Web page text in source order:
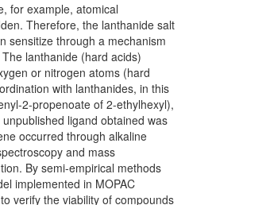
for example, atomical
Therefore, the lanthanide salt
sensitize through a mechanism
lanthanide (hard acids)
or nitrogen atoms (hard
with lanthanides, in this
2-propenoate of 2-ethylhexyl),
ligand obtained was
occurred through alkaline
and mass
By semi-empirical methods
implemented in MOPAC
verify the viability of compounds